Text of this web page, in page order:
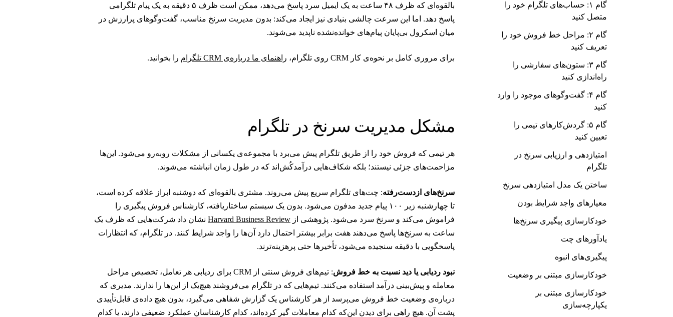
گام ۱: حساب‌های تلگرام خود را
متصل کنید
گام ۲: مراحل خط فروش خود را
تعریف کنید
گام ۳: ستون‌های سفارشی را
راه‌اندازی کنید
گام ۴: گفت‌وگوهای موجود را وارد
کنید
گام ۵: گردش‌کارهای تیمی را
تعیین کنید
امتیازدهی و ارزیابی سرنخ در
تلگرام
ساختن یک مدل امتیازدهی سرنخ
معیارهای واجد شرایط بودن
خودکارسازی پیگیری سرنخ‌ها
یادآورهای چت
پیگیری‌های انبوه
خودکارسازی مبتنی بر وضعیت
خودکارسازی مبتنی بر
یکپارچه‌سازی
بالقوه‌ای که ظرف ۴۸ ساعت به یک ایمیل سرد پاسخ می‌دهد، ممکن است ظرف ۵ دقیقه به یک پیام تلگرامی
پاسخ دهد. اما این سرعت چالشی بنیادی نیز ایجاد می‌کند: بدون مدیریت سرنخ مناسب، گفت‌وگوهای پرارزش در
میان اسکرول بی‌پایان پیام‌های خوانده‌نشده ناپدید می‌شوند.
برای مروری کامل بر نحوه‌ی کار CRM روی تلگرام، راهنمای ما درباره‌ی CRM تلگرام را بخوانید.
مشکل مدیریت سرنخ در تلگرام
هر تیمی که فروش خود را از طریق تلگرام پیش می‌برد با مجموعه‌ی یکسانی از مشکلات روبه‌رو می‌شود. این‌ها
مزاحمت‌های جزئی نیستند؛ بلکه شکاف‌هایی درآمدکُش‌اند که در طول زمان انباشته می‌شوند.
سرنخ‌های ازدست‌رفته: چت‌های تلگرام سریع پیش می‌روند. مشتری بالقوه‌ای که دوشنبه ابراز علاقه کرده است،
تا چهارشنبه زیر ۱۰۰ پیام جدید مدفون می‌شود. بدون یک سیستم ساختاریافته، کارشناس فروش پیگیری را
فراموش می‌کند و سرنخ سرد می‌شود. پژوهشی از Harvard Business Review نشان داد شرکت‌هایی که ظرف یک
ساعت به سرنخ‌ها پاسخ می‌دهند هفت برابر بیشتر احتمال دارد آن‌ها را واجد شرایط کنند. در تلگرام، که انتظارات
پاسخگویی با دقیقه سنجیده می‌شود، تأخیرها حتی پرهزینه‌ترند.
نبود ردیابی یا دید نسبت به خط فروش
: تیم‌های فروش سنتی از CRM برای ردیابی هر تعامل، تخصیص مراحل
معامله و پیش‌بینی درآمد استفاده می‌کنند. تیم‌هایی که در تلگرام می‌فروشند هیچ‌یک از این‌ها را ندارند. مدیری که
درباره‌ی وضعیت خط فروش می‌پرسد از هر کارشناس یک گزارش شفاهی می‌گیرد، بدون هیچ داده‌ی قابل‌تأییدی
پشت آن. هیچ راهی برای دیدن این‌که کدام معاملات گیر کرده‌اند، کدام کارشناسان عملکرد ضعیفی دارند، یا کدام